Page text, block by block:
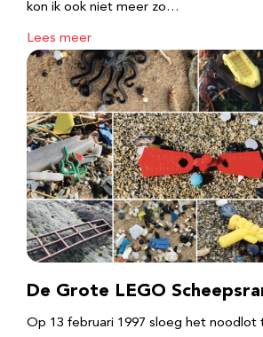
kon ik ook niet meer zo…
Lees meer
De Grote LEGO
Op 13 februari 1997 sloeg het noodlot